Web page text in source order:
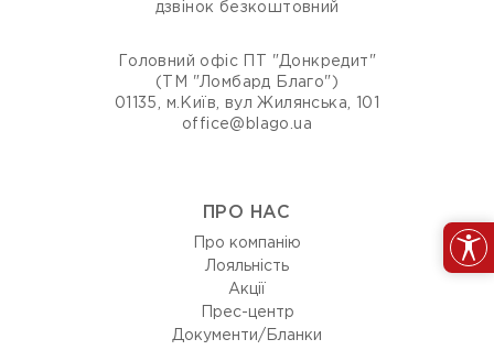
дзвінок безкоштовний
Головний офіс ПТ "Донкредит"
(ТМ "Ломбард Благо")
01135, м.Київ, вул Жилянська, 101
office@blago.ua
ПРО НАС
Про компанію
Лояльність
Акції
Прес-центр
Документи/Бланки